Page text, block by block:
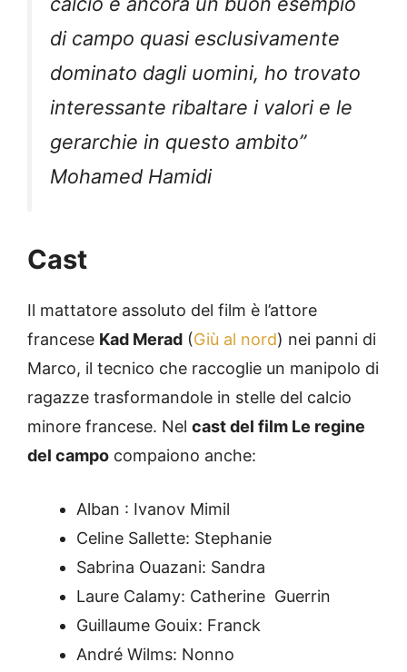
di campo quasi esclusivamente
dominato dagli uomini, ho trovato
interessante ribaltare i valori e le
gerarchie in questo ambito”
Mohamed Hamidi
Cast
Il mattatore assoluto del film è l’attore
francese Kad Merad (Giù al nord) nei panni di
Marco, il tecnico che raccoglie un manipolo di
ragazze trasformandole in stelle del calcio
minore francese. Nel cast del film Le regine
del campo compaiono anche:
Alban : Ivanov Mimil
Celine Sallette: Stephanie
Sabrina Ouazani: Sandra
Laure Calamy: Catherine Guerrin
Guillaume Gouix: Franck
André Wilms: Nonno